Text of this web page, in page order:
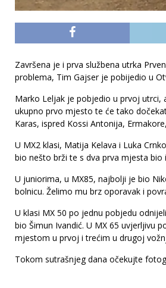
Završena je i prva službena utrka
problema, Tim Gajser je pobijedio u
Marko Leljak je pobjedio u prvoj utrci,
ukupno prvo mjesto te će tako
Karas, ispred Kossi Antonija,
U MX2 klasi, Matija Kelava i Luka
bio nešto brži te s dva prva mjesta bio
U juniorima, u MX85, najbolji je bio
bolnicu. Želimo mu brz oporavak i
U klasi MX 50 po jednu pobjedu
bio Šimun Ivandić. U MX 65 uvjerljivu
mjestom u prvoj i trećim u drugoj
Tokom sutrašnjeg dana očekujte